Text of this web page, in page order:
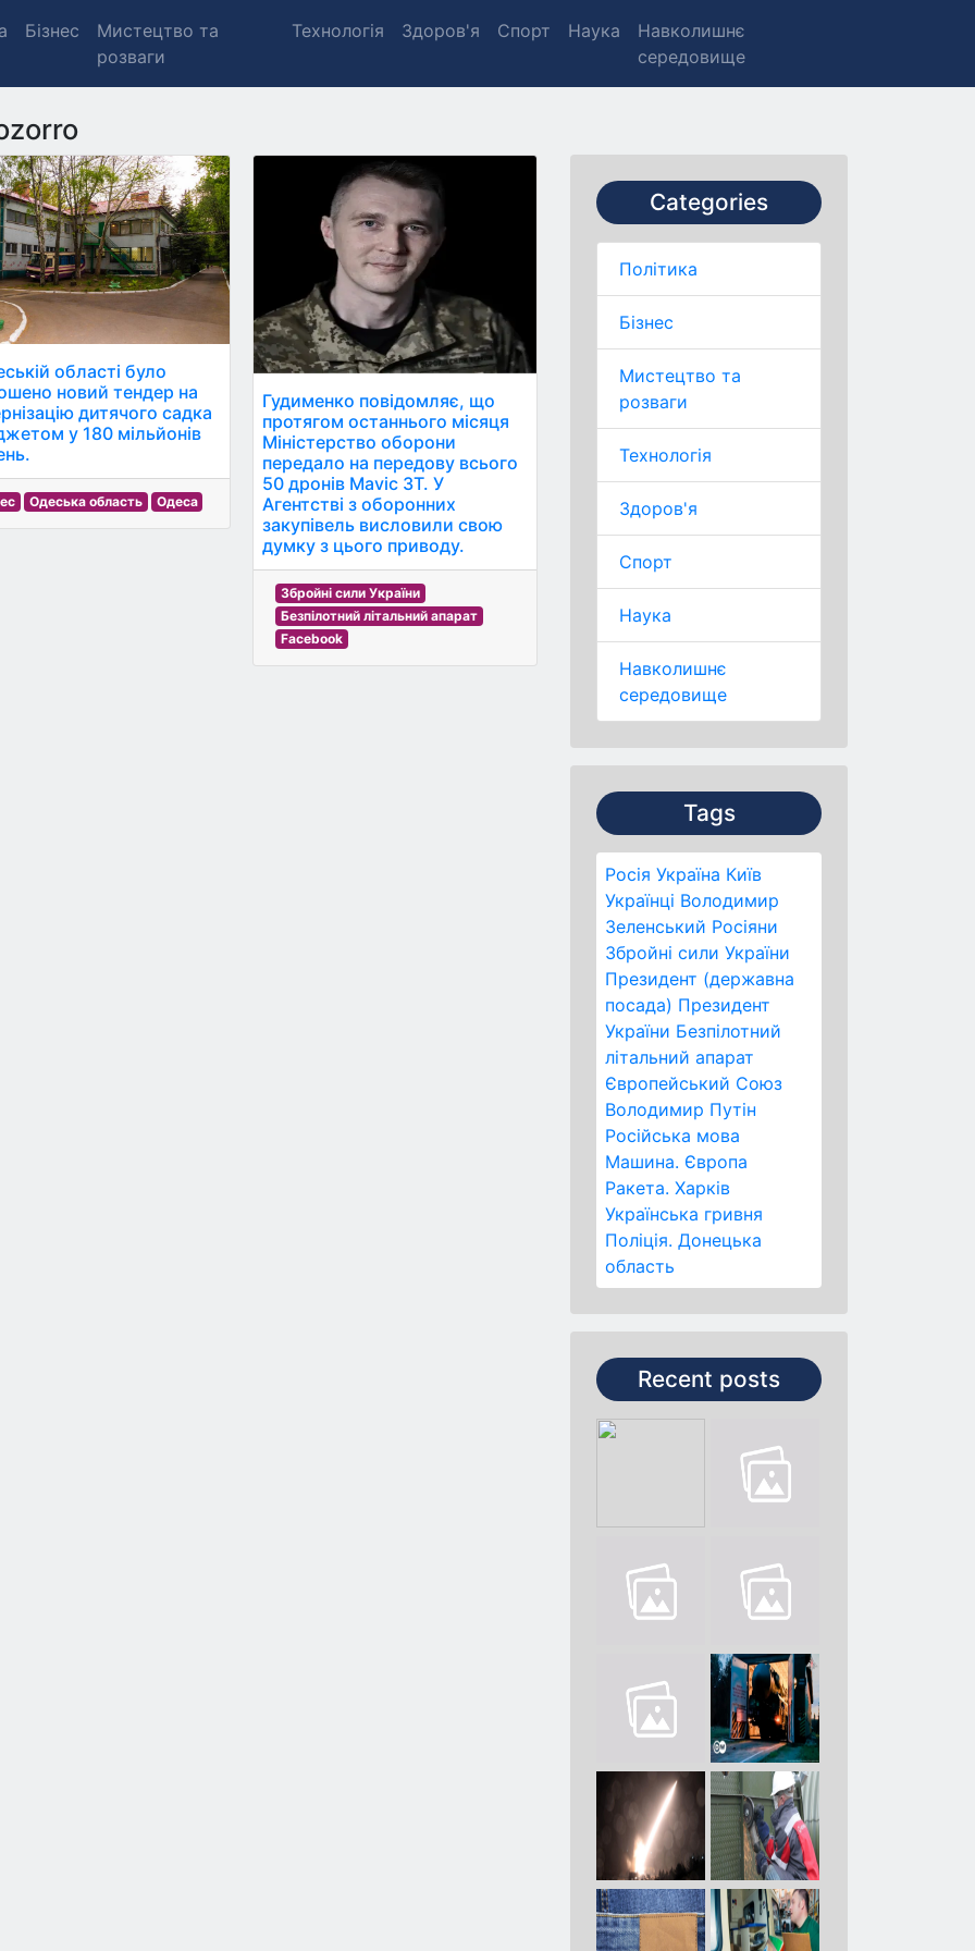
Бізнес
Мистецтво та
розваги
Технологія Здоров'я Спорт Наука
Навколишнє
середовище
Categories
Політика
Бізнес
Мистецтво та
розваги
Технологія
Здоров'я
Спорт
Наука
Навколишнє
середовище
Tags
Росія Україна Київ
Українці Володимир
Зеленський Росіяни
Збройні сили України
Президент (державна
посада) Президент
України Безпілотний
літальний апарат
Європейський Союз
Володимир Путін
Російська мова
Машина. Європа
Ракета. Харків
Українська гривня
Поліція. Донецька
область
Recent posts
області було
новий тендер на
дитячого садка
у 180 мільйонів
Одеська область Одеса
Гудименко повідомляє, що
протягом останнього місяця
Міністерство оборони
передало на передову всього
50 дронів Mavic 3T. У
Агентстві з оборонних
закупівель висловили свою
думку з цього приводу.
Збройні сили України
Безпілотний літальний апарат
Facebook